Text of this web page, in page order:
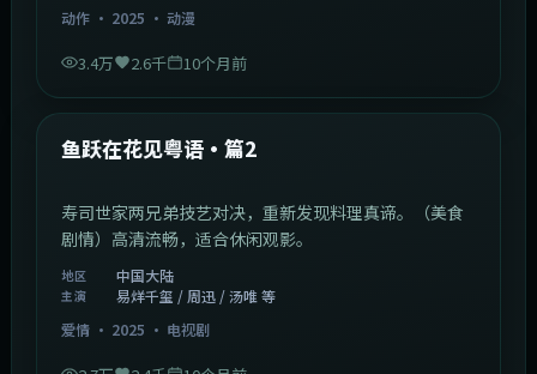
动作· 2025 · 动漫
3.4万 2.6千 10个月前
最新
鱼跃在花见粤语·篇2
寿司世家两兄弟技艺对决，重新发现料理真谛。（美食
剧情）高清流畅，适合休闲观影。
地区 中国大陆
主演
易烊千玺 / 周迅 / 汤唯 等
爱情· 2025 · 电视剧